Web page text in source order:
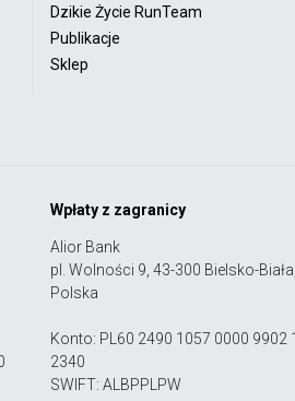
Dzikie Życie RunTeam
Publikacje
Sklep
Wpłaty z zagranicy
Alior Bank
pl. Wolności 9, 43-300 Bielsko-Biała,
Polska
Konto: PL60 2490 1057 0000 9902
2340
SWIFT: ALBPPLPW